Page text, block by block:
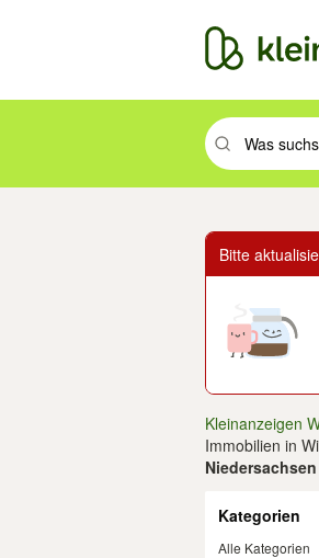
Suchbegriff
Bitte
Kleinanzeigen
Immobilien in
Niedersachsen
Kategorien
Alle Kategorien